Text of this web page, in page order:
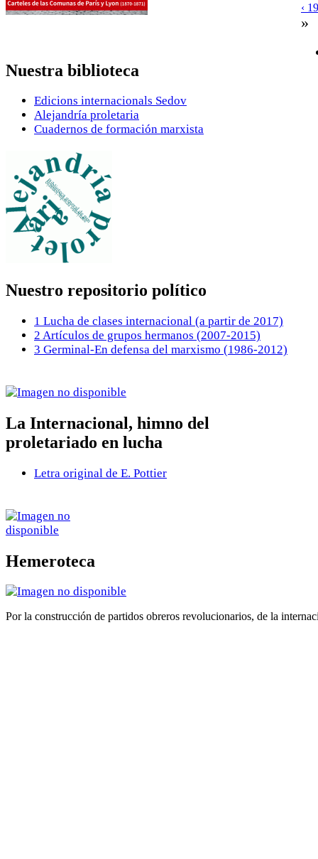
Nuestra biblioteca
Edicions internacionals Sedov
Alejandría proletaria
Cuadernos de formación marxista
Nuestro repositorio político
1 Lucha de clases internacional (a partir de 2017)
2 Artículos de grupos hermanos (2007-2015)
3 Germinal-En defensa del marxismo (1986-2012)
La Internacional, himno del
proletariado en lucha
Letra original de E. Pottier
Hemeroteca
‹
»
Por la construcción de partidos obreros revolucionarios, de la